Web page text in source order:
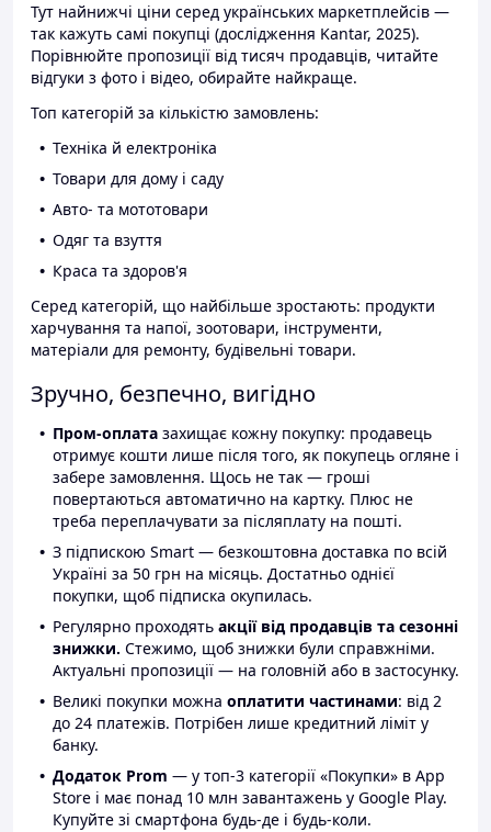
Тут найнижчі ціни серед українських маркетплейсів —
так кажуть самі покупці (дослідження Kantar, 2025).
Порівнюйте пропозиції від тисяч продавців, читайте
відгуки з фото і відео, обирайте найкраще.
Топ категорій за кількістю замовлень:
Техніка й електроніка
Товари для дому і саду
Авто- та мототовари
Одяг та взуття
Краса та здоров'я
Серед категорій, що найбільше зростають: продукти
харчування та напої, зоотовари, інструменти,
матеріали для ремонту, будівельні товари.
Зручно, безпечно, вигідно
Пром-оплата захищає кожну покупку: продавець
отримує кошти лише після того, як покупець огляне і
забере замовлення. Щось не так — гроші
повертаються автоматично на картку. Плюс не
треба переплачувати за післяплату на пошті.
З підпискою Smart — безкоштовна доставка по всій
Україні за 50 грн на місяць. Достатньо однієї
покупки, щоб підписка окупилась.
Регулярно проходять акції від продавців та сезонні
знижки. Стежимо, щоб знижки були справжніми.
Актуальні пропозиції — на головній або в застосунку.
Великі покупки можна оплатити частинами: від 2
до 24 платежів. Потрібен лише кредитний ліміт у
банку.
Додаток Prom — у топ-3 категорії «Покупки» в App
Store і має понад 10 млн завантажень у Google Play.
Купуйте зі смартфона будь-де і будь-коли.